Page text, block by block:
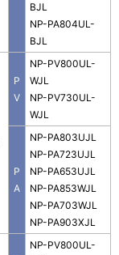
BJL
NP-PA804UL-
BJL
P
V
NP-PV800UL-
WJL
NP-PV730UL-
WJL
P
A
NP-PA803UJL
NP-PA723UJL
NP-PA653UJL
NP-PA853WJL
NP-PA703WJL
NP-PA903XJL
NP-PV800UL-